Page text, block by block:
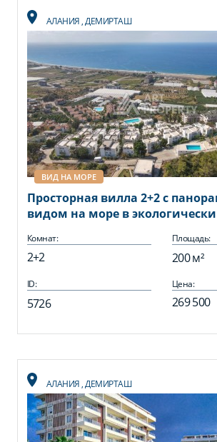
АЛАНИЯ,ДЕМИРТАШ
ВИД НА МОРЕ
Просторная вилла 2+2 с
видом на море в
Комнат:
2+2
Площадь:
200 м²
ID:
5726
Цена:
269 500
АЛАНИЯ,ДЕМИРТАШ